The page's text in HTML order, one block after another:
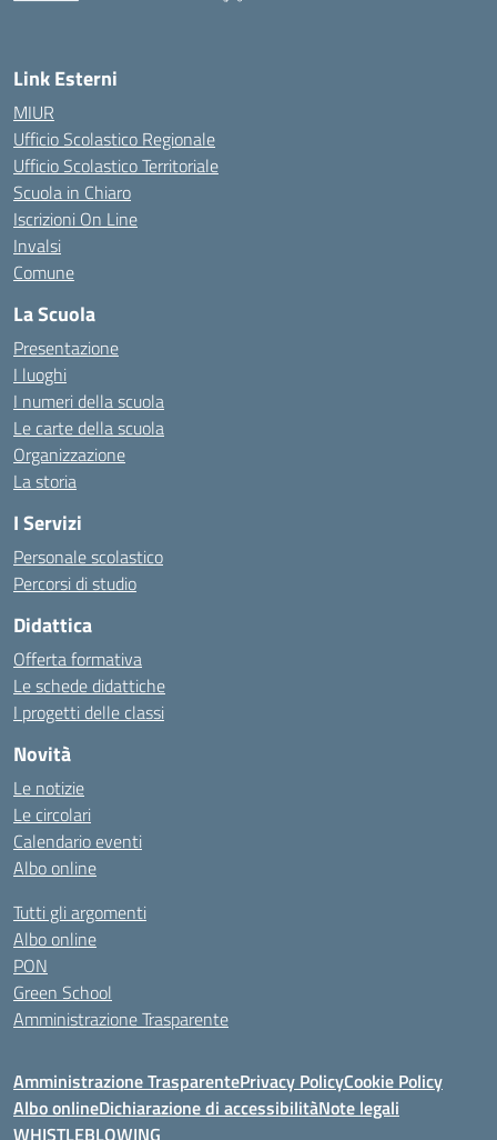
Link Esterni
MIUR
Ufficio Scolastico Regionale
Ufficio Scolastico Territoriale
Scuola in Chiaro
Iscrizioni On Line
Invalsi
Comune
La Scuola
Presentazione
I luoghi
I numeri della scuola
Le carte della scuola
Organizzazione
La storia
I Servizi
Personale scolastico
Percorsi di studio
Didattica
Offerta formativa
Le schede didattiche
I progetti delle classi
Novità
Le notizie
Le circolari
Calendario eventi
Albo online
Tutti gli argomenti
Albo online
PON
Green School
Amministrazione Trasparente
Amministrazione TrasparentePrivacy PolicyCookie Policy
Albo onlineDichiarazione di accessibilitàNote legali
WHISTLEBLOWING